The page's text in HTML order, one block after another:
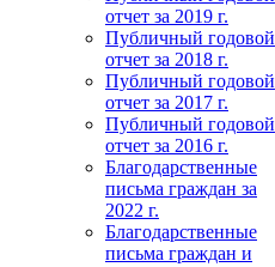
отчет за 2019 г.
Публичный годовой
отчет за 2018 г.
Публичный годовой
отчет за 2017 г.
Публичный годовой
отчет за 2016 г.
Благодарственные
письма граждан за
2022 г.
Благодарственные
письма граждан и